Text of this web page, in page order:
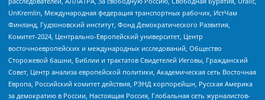
UnKremlin, Международная федерация транспортных рабочих, ИстЧам
Финланд, Гудзоновский институт, Фонд Демократического Развития,
Комитет-2024, Центрально-Европейский университет, Центр
восточноевропейских и международных исследований, Общество
Сторожевой башни, Библии и трактатов Свидетелей Иеговы, Гражданский
Совет, Центр анализа европейской политики, Академическая сеть Восточная
Европа, Российский комитет действия, РЭНД корпорейшн, Русская Америка
за демократию в России, Настоящая Россия, Глобальная сеть журналистов-